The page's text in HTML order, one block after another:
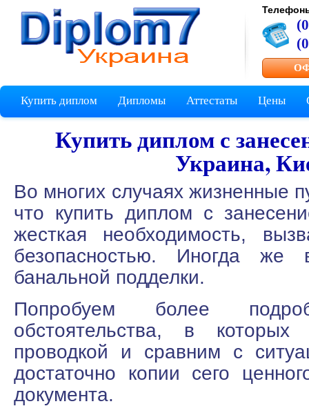
Купить диплом Дипломы Аттестаты Цены
Купить диплом с
Украина,
Во многих случаях жизненные
что купить диплом с
жесткая необходимость,
безопасностью. Иногда же
банальной подделки.
Попробуем более
обстоятельства, в
проводкой и сравним с
достаточно копии сего
документа.